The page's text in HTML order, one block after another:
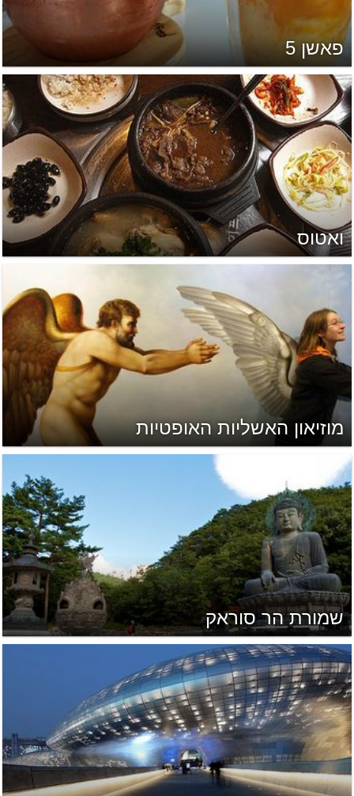
פאשן 5
ואטוס
מוזיאון האשליות האופטיות
שמורת הר סוראק